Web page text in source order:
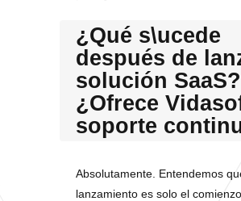
¿Qué s\ucede
después de
solución SaaS?
¿Ofrece
soporte
Absolutamente. Entendemos
lanzamiento es solo el comienzo.